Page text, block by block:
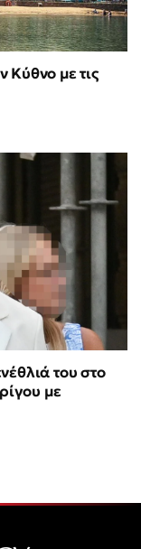
Κύθνο με τις
του στο
με